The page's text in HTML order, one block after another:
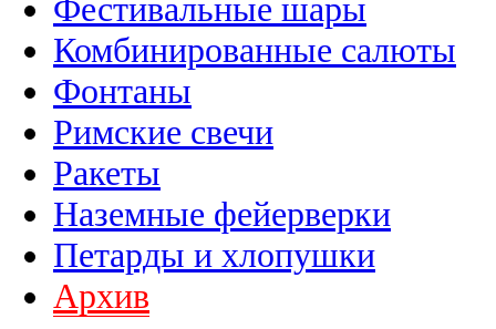
Фестивальные шары
Комбинированные салюты
Фонтаны
Римские свечи
Ракеты
Наземные фейерверки
Петарды и хлопушки
Архив